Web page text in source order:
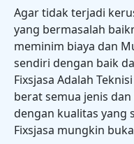
Agar tidak terjadi
yang bermasalah
meminim biaya dan
sendiri dengan baik
Fixsjasa Adalah
berat semua jenis
dengan kualitas yang
Fixsjasa mungkin